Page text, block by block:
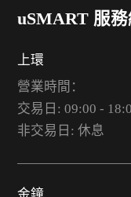
uSMART 服
上環
營業時間：
交易日: 09:00 -
非交易日: 休息